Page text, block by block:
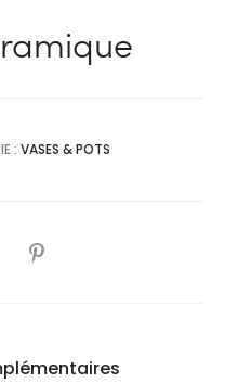
: VASES & POTS